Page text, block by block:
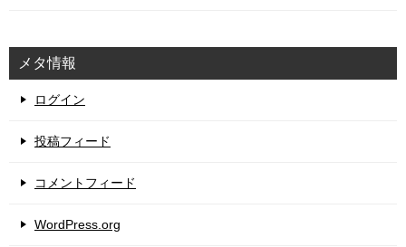
メタ情報
ログイン
投稿フィード
コメントフィード
WordPress.org